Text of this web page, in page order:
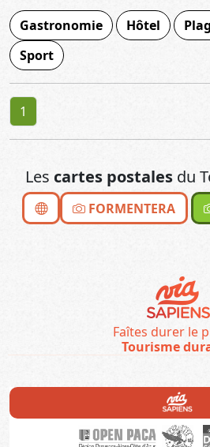
Gastronomie Hôtel
Sport
1
Les cartes postales du
FORMENTERA
Faîtes durer le
Tourisme